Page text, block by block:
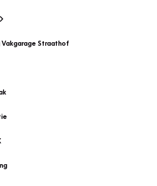
Vakgarage Straathof